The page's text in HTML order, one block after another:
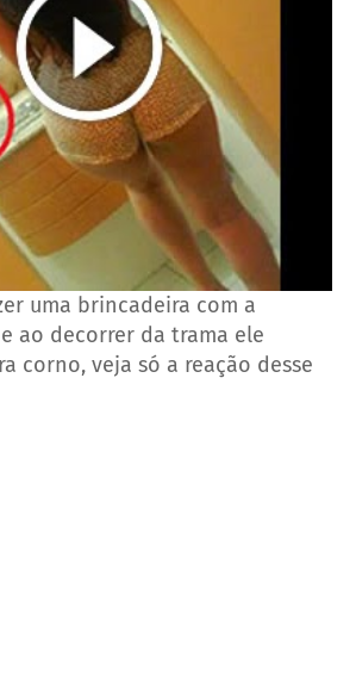
uma brincadeira com a
ao decorrer da trama ele
corno, veja só a reação desse